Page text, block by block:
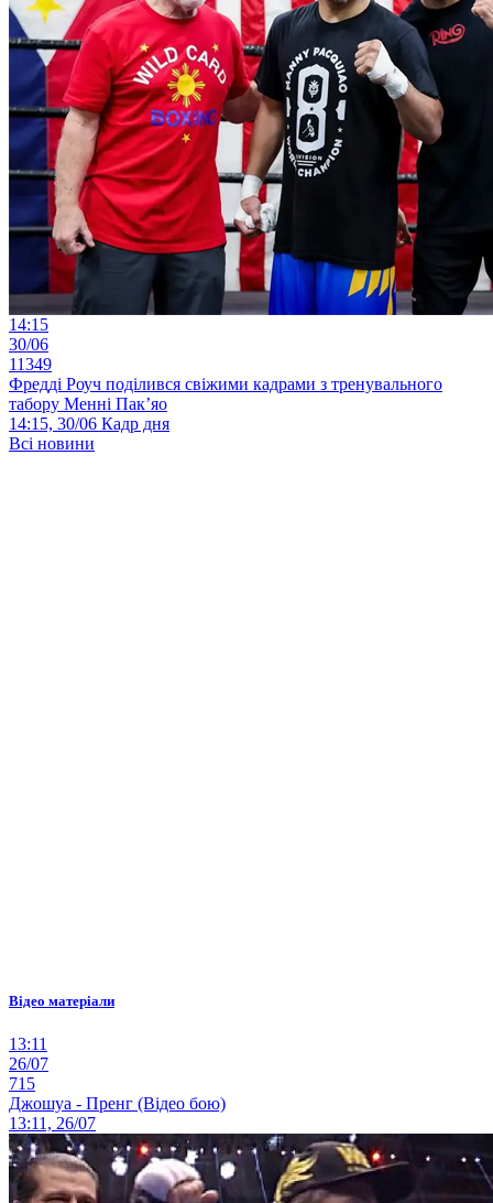
14:15
30/06
11349
Фредді Роуч поділився свіжими кадрами з тренувального
табору Менні Пак’яо
14:15, 30/06 Кадр дня
Всі новини
Відео матеріали
13:11
26/07
715
Джошуа - Пренг (Відео бою)
13:11, 26/07